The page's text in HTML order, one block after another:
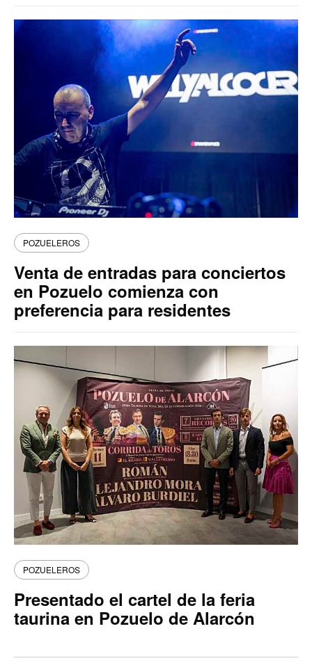
POZUELEROS
Venta de entradas para conciertos
en Pozuelo comienza con
preferencia para residentes
POZUELEROS
Presentado el cartel de la feria
taurina en Pozuelo de Alarcón